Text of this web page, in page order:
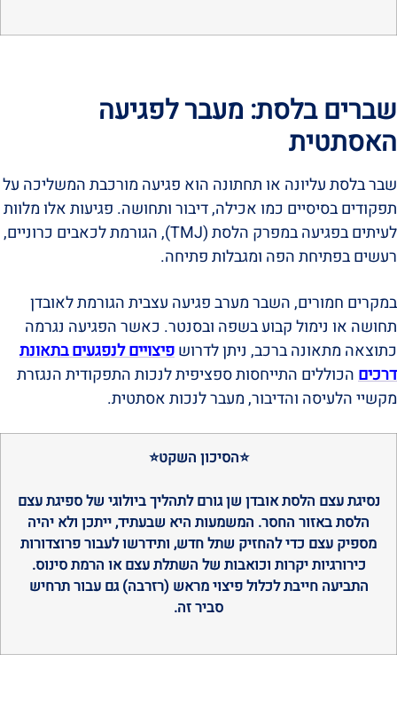
שברים בלסת: מעבר לפגיעה
האסתטית
שבר בלסת עליונה או תחתונה הוא פגיעה מורכבת המשליכה על
תפקודים בסיסיים כמו אכילה, דיבור ותחושה. פגיעות אלו מלוות
לעיתים בפגיעה במפרק הלסת (TMJ), הגורמת לכאבים כרוניים,
רעשים בפתיחת הפה ומגבלות פתיחה.
במקרים חמורים, השבר מערב פגיעה עצבית הגורמת לאובדן
תחושה או נימול קבוע בשפה ובסנטר. כאשר הפגיעה נגרמה
כתוצאה מתאונה ברכב, ניתן לדרושפיצויים לנפגעים בתאונת
דרכיםהכוללים התייחסות ספציפית לנכות התפקודית הנגזרת
מקשיי הלעיסה והדיבור, מעבר לנכות אסתטית.
⭐הסיכון השקט⭐
נסיגת עצם הלסת אובדן שן גורם לתהליך ביולוגי של ספיגת עצם
הלסת באזור החסר. המשמעות היא שבעתיד, ייתכן ולא יהיה
מספיק עצם כדי להחזיק שתל חדש, ותידרשו לעבור פרוצדורות
כירורגיות יקרות וכואבות של השתלת עצם או הרמת סינוס.
התביעה חייבת לכלול פיצוי מראש (רזרבה) גם עבור תרחיש
סביר זה.